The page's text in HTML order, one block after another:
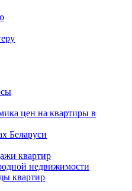
цен на квартиры в
Беларуси
квартир
недвижимости
квартир